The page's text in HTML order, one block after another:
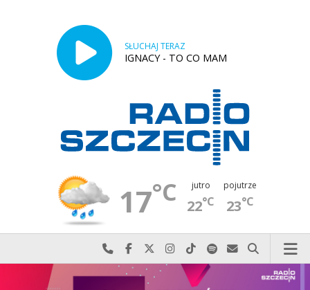
SŁUCHAJ TERAZ
IGNACY - TO CO MAM
17°C jutro
22°C
pojutrze
23°C
Najlepiej po prostu do nas zadzwoń
Odwiedź nas na Facebook-u
Odwiedź nas na X
Odwiedź nas na Instagram-ie
Odwiedź nas na TikTok-u
Szukaj nas na Spotify
Wyślij do nas
Szukaj